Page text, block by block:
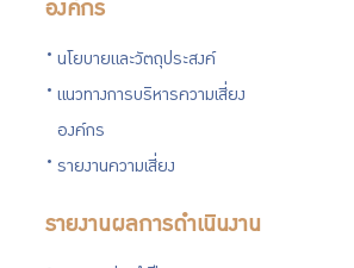
องค์กร
นโยบายและวัตถุประสงค์
แนวทางการบริหารความเสี่ยง
องค์กร
รายงานความเสี่ยง
รายงานผลการดำเนินงาน